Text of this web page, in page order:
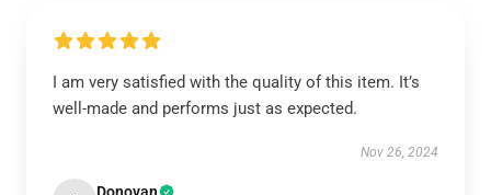
I am very satisfied with the quality of this item. It’s
well-made and performs just as expected.
Nov 26, 2024